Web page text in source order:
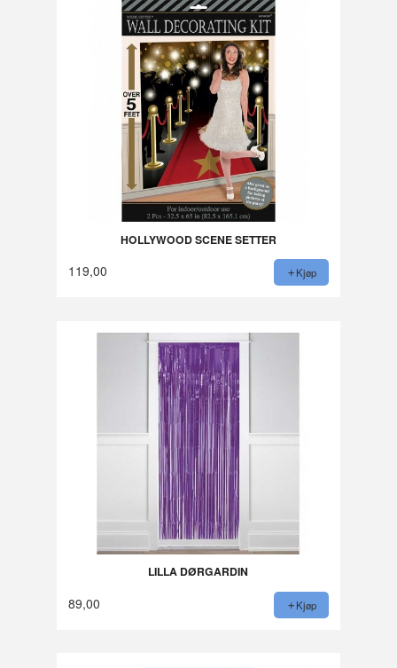
HOLLYWOOD SCENE SETTER
119,00 Kjøp
LILLA DØRGARDIN
89,00 Kjøp